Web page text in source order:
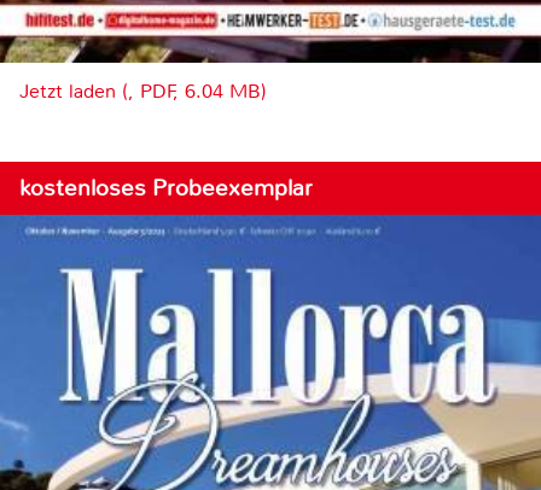
Jetzt laden (, PDF, 6.04 MB)
kostenloses Probeexemplar